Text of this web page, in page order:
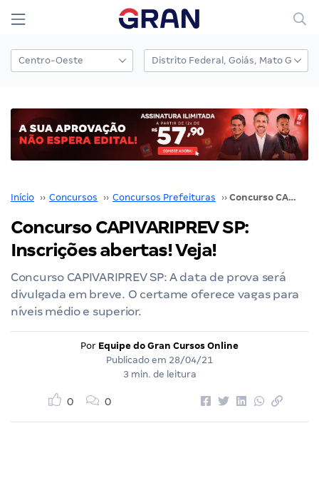
Início ›› Concursos ›› Concursos Prefeituras ›› Concurso CAPIVARIPREV SP: Inscrições abertas! Veja!
Concurso CAPIVARIPREV SP:
Inscrições abertas! Veja!
Concurso CAPIVARIPREV SP: A data de prova será
divulgada em breve. O certame oferece vagas para
níveis médio e superior.
Por Equipe do Gran Cursos Online
Publicado em 28/04/21
3 min. de leitura
0 0